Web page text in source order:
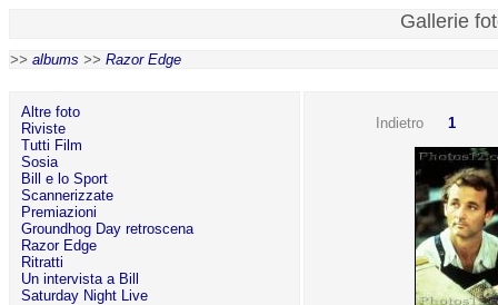
Gallerie
>> albums >> Razor Edge
Altre foto
Riviste
Tutti Film
Sosia
Bill e lo Sport
Scannerizzate
Premiazioni
Groundhog Day retroscena
Razor Edge
Ritratti
Un intervista a Bill
Saturday Night Live
Indietro 1